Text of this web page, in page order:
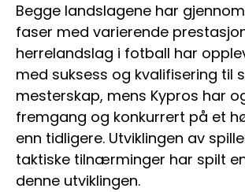
Begge landslagene har
faser med varierende
herrelandslag i fotball har
med suksess og kvalifisering til
mesterskap, mens Kypros har
fremgang og konkurrert på et
enn tidligere. Utviklingen av
taktiske tilnærminger har spilt
denne utviklingen.